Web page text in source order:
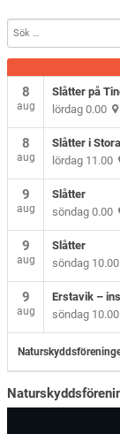
8
aug
Slåtter på
lördag 0.00
8
aug
Slåtter i
lördag 11.00
9
aug
Slåtter
söndag 0.00
9
aug
Slåtter
söndag
9
aug
Erstavik –
söndag